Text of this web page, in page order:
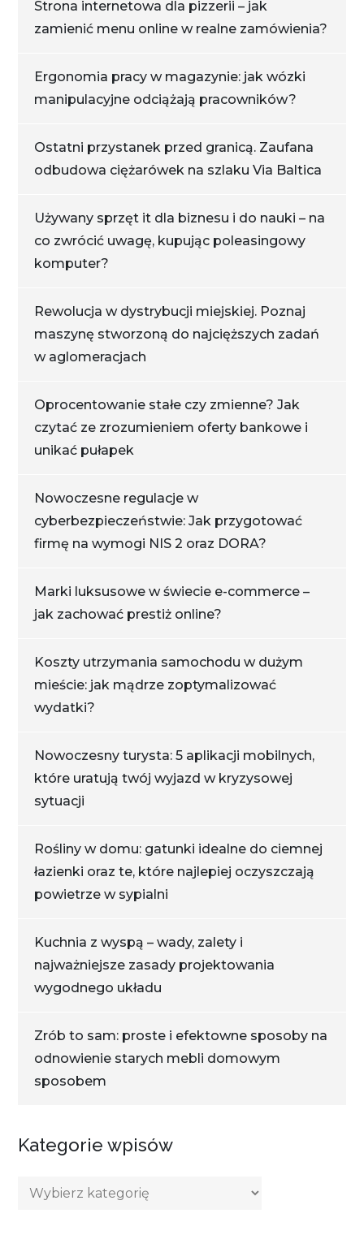
Strona internetowa dla pizzerii – jak
zamienić menu online w realne zamówienia?
Ergonomia pracy w magazynie: jak wózki
manipulacyjne odciążają pracowników?
Ostatni przystanek przed granicą. Zaufana
odbudowa ciężarówek na szlaku Via Baltica
Używany sprzęt it dla biznesu i do nauki – na
co zwrócić uwagę, kupując poleasingowy
komputer?
Rewolucja w dystrybucji miejskiej. Poznaj
maszynę stworzoną do najcięższych zadań
w aglomeracjach
Oprocentowanie stałe czy zmienne? Jak
czytać ze zrozumieniem oferty bankowe i
unikać pułapek
Nowoczesne regulacje w
cyberbezpieczeństwie: Jak przygotować
firmę na wymogi NIS 2 oraz DORA?
Marki luksusowe w świecie e-commerce –
jak zachować prestiż online?
Koszty utrzymania samochodu w dużym
mieście: jak mądrze zoptymalizować
wydatki?
Nowoczesny turysta: 5 aplikacji mobilnych,
które uratują twój wyjazd w kryzysowej
sytuacji
Rośliny w domu: gatunki idealne do ciemnej
łazienki oraz te, które najlepiej oczyszczają
powietrze w sypialni
Kuchnia z wyspą – wady, zalety i
najważniejsze zasady projektowania
wygodnego układu
Zrób to sam: proste i efektowne sposoby na
odnowienie starych mebli domowym
sposobem
Kategorie wpisów
Kategorie